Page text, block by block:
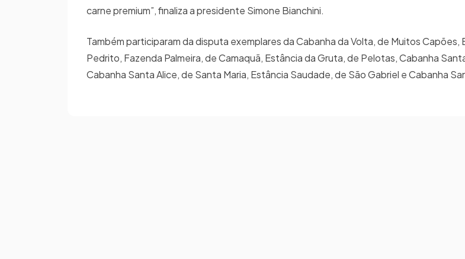
carne premium”, finaliza a presidente Simone Bianchini.
Também participaram da disputa exemplares da Cabanha da Volta, de Muitos Capões,
Pedrito, Fazenda Palmeira, de Camaquã, Estância da Gruta, de Pelotas, Cabanha
Cabanha Santa Alice, de Santa Maria, Estância Saudade, de São Gabriel e Cabanha